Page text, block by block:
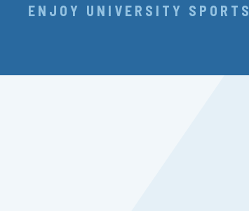
ENJOY UNIVERSITY SPORTS